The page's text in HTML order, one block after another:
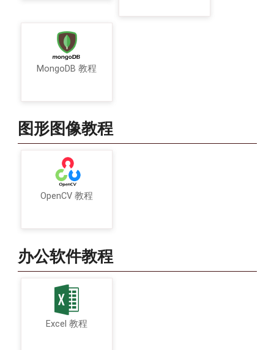
MongoDB 教程
图形图像教程
OpenCV 教程
办公软件教程
Excel 教程